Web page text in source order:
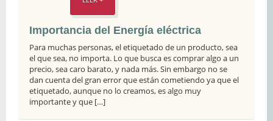
Importancia del Energía eléctrica
Para muchas personas, el etiquetado de un producto, sea
el que sea, no importa. Lo que busca es comprar algo a un
precio, sea caro barato, y nada más. Sin embargo no se
dan cuenta del gran error que están cometiendo ya que el
etiquetado, aunque no lo creamos, es algo muy
importante y que […]